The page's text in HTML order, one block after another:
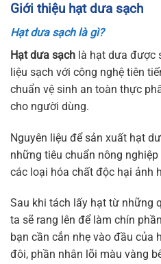
Giới thiệu hạt dưa sạch
Hạt dưa sạch là gì?
Hạt dưa sạch là hạt dưa được
liệu sạch với công nghệ tiên
chuẩn vệ sinh an toàn thực
cho người dùng.
Nguyên liệu để sản xuất hạt
những tiêu chuẩn nông
các loại hóa chất độc hại ảnh
Sau khi tách lấy hạt từ những
ta sẽ rang lên để làm chín
bạn cần cắn nhẹ vào đầu của
đôi, phần nhân lõi màu vàng